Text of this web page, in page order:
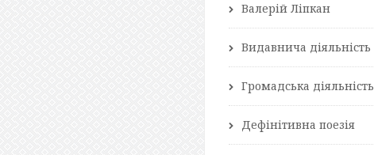
Валерій Ліпкан
Видавнича діяльність
Громадська діяльність
Дефінітивна поезія